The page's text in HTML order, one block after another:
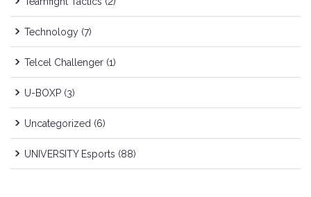
Technology (7)
Telcel Challenger (1)
U-BOXP (3)
Uncategorized (6)
UNIVERSITY Esports (88)